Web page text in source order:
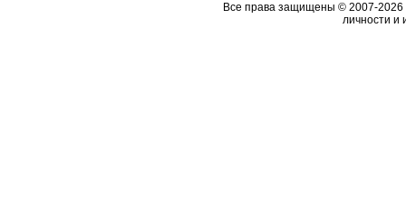
Все права защищены © 2007-2026
личности и